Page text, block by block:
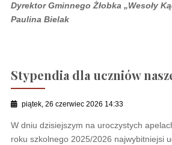
Dyrektor Gminnego Żłobka „Wesoły
Paulina Bielak
Stypendia dla uczniów
piątek, 26 czerwiec 2026 14:33
W dniu dzisiejszym na uroczystych
roku szkolnego 2025/2026 najwybitniejsi